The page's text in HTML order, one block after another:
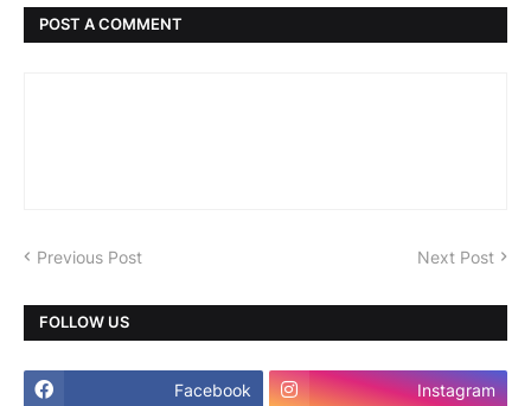
POST A COMMENT
Previous Post Next Post
FOLLOW US
Facebook Instagram